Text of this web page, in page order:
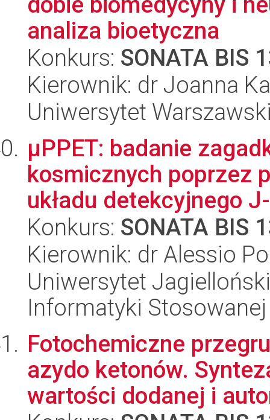
analiza bioetyczna
Konkurs: SONATA BIS
Kierownik: dr Joanna
Uniwersytet
μPPET: badanie
kosmicznych poprzez
układu detekcyjnego
Konkurs: SONATA BIS
Kierownik: dr Alessio
Uniwersytet
Informatyki Stosowanej
Fotochemiczne
azydo ketonów.
wartości dodanej i